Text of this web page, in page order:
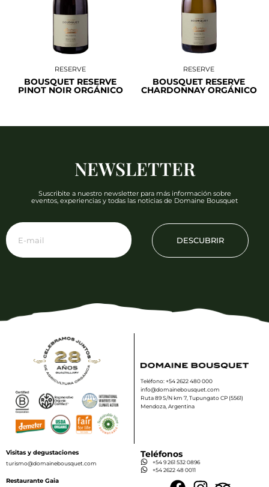
RESERVE
BOUSQUET RESERVE
PINOT NOIR ORGÁNICO
RESERVE
BOUSQUET RESERVE
CHARDONNAY ORGÁNICO
NEWSLETTER
Suscribite a nuestro newsletter para más información sobre
eventos, experiencias y todas las noticias de Domaine Bousquet
DESCUBRIR
Teléfono: +54 2622 480 000
info@domainebousquet.com
Ruta 89 S/N km 7, Tupungato CP (5561)
Mendoza, Argentina
Visitas y degustaciones
turismo@domainebousquet.com
Restaurante Gaia
Teléfonos
+54 9 261 532 0896
+54 2622 48 0011